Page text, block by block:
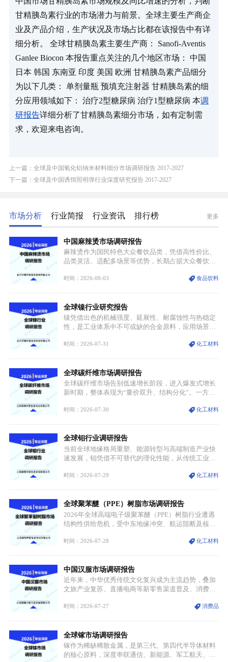
甘精胰岛素行业的市场潜力与前景。全球主要生产商企
业及产品介绍，生产状况及市场占比都在该报告中有详
细分析。 全球甘精胰岛素主要生产商： Sanofi-Aventis
Ganlee Biocon 本报告重点关注的几个地区市场： 中国
日本 韩国 东南亚 印度 美国 欧洲 甘精胰岛素产品细分
为以下几类： 单剂量瓶 预填充注射器 甘精胰岛素的细
分应用领域如下： 治疗2型糖尿病 治疗1型糖尿病 本调
研报告详细分析了甘精胰岛素细分市场，如有定制需
求，欢迎来电咨询。
上一篇：全球及中国氧化铝纳米材料细分市场调研报告 2017-2027
下一篇：全球及中国诱饵照明弹行业深度研究报告 2017-2027
市场分析 行业简报 行业资讯 排行榜 更多
中国麻辣烫市场调研报告
麻辣烫作为国民特色大众餐饮品类，凭借高性价比、
品类灵活、适配多场景等优势，长期占据大众餐饮重
型，叠加消费需求升级、线上流量变革、新零售业态
特点，在消费、创业、政策、技术多重驱动下，依旧
具备强劲的发展活力。
时间：2026-08-03 食品饮料
全球镍行业研究报告
镍凭借出色的机械强度、延展性、耐腐蚀性与热稳定
性，是工业体系中不可或缺的合金原料，应用场景横
用价值难以被替代。依托理化优势，镍被全球主要经
型为新能源核心战略矿产，全球产业形成“印尼掌控
资源与产能、中国主导消费与技术、工艺向低碳湿法
迭代、再生镍加速补位”的全新格局。
时间：2026-07-31 化工材料
全球碳纤维市场调研报告
全球碳纤维市场告别低速增长阶段，进入爆发式增长
新时期，整体表现为“量价双升、结构分化”。一方面
持续扩张；另一方面产品、需求、应用场景呈现明显
体规模扩张，高附加值领域与规模化工业应用形成两
大独立增长体系。
时间：2026-07-30 化工材料
全球钼行业调研报告
当前全球地缘格局重塑、能源转型与高端制造产业快
速发展，钼凭借不可替代的理化性能，从传统工业金
需格局重构、价值体系重估的新阶段。钼是典型难熔
贯穿传统工业、高端制造、军工、新能源等多个核心
产业，成为现代工业体系中不可或缺的基础材料。
时间：2026-07-29 化工材料
全球聚苯醚（PPE）树脂市场调研报告
2026年全球高端电子级聚苯醚（PPE）树脂行业遭遇
结构性供给危机，受中东地缘冲突、航运阻断及核心
停产，行业长期维持寡头垄断的供应链格局彻底瓦
价无市”的供给真空，并沿高频覆铜板、PCB电路板向
AI服务器、5G基站等高端电子终端持续传导，全产业
链生产、成本、交付均承受巨大压力。
时间：2026-07-28 化工材料
中国汉服市场调研报告
近年来，中华优秀传统文化复兴成为主流趋势，叠加
文旅产业复苏、直播电商等新零售渠道普及、消费群
服不再局限于传统节日、古风活动等小众场景，逐步
重要载体。同时，行业标准落地、生产技术升级、原
创设计能力提升，进一步夯实产业发展根基，吸引传
统服饰品牌、文旅企业等跨界入局，市场活力持续释
时间：2026-07-27 消费品
全球镓市场调研报告
镓作为稀缺稀散金属，是第三代、第四代半导体材料
的核心原料，深度串联通信、新能源、军工航天、光